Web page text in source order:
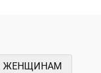
ЖЕНЩИНАМ